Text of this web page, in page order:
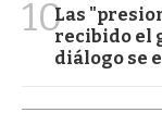
10Las
recibido el
diálogo se